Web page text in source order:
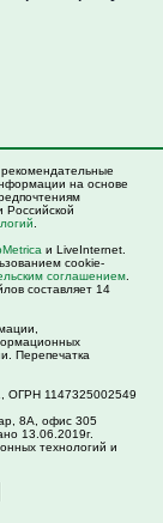
на основе
Российской
и LiveInternet.
cookie-
соглашением
составляет 14
Перепечатка
ОГРН 1147325002549
8А, офис 305
13.06.2019г.
технологий и